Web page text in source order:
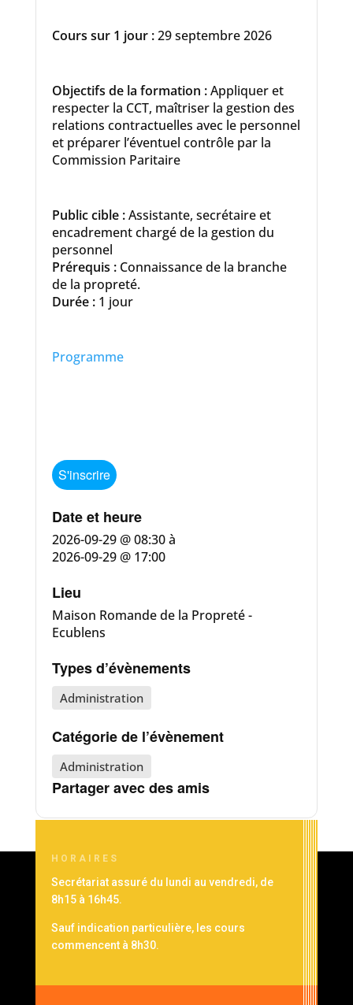
Cours sur 1 jour :29 septembre 2026
Objectifs de la formation :Appliquer et
respecter la CCT, maîtriser la gestion des
relations contractuelles avec le personnel
et préparer l’éventuel contrôle par la
Commission Paritaire
Public cible :Assistante, secrétaire et
encadrement chargé de la gestion du
personnel
Prérequis :Connaissance de la branche
de la propreté.
Durée : 1 jour
Programme
S'inscrire
Date et heure
2026-09-29 @ 08:30à
2026-09-29 @ 17:00
Lieu
Maison Romande de la Propreté -
Ecublens
Types d’évènements
Administration
Catégorie de l’évènement
Administration
Partager avec des amis
HORAIRES
Secrétariat assuré du lundi au vendredi, de
8h15 à 16h45.
Sauf indication particulière, les cours
commencent à 8h30.